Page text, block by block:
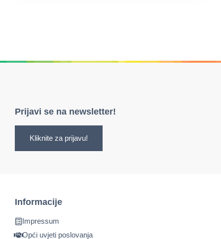
Prijavi se na newsletter!
Kliknite za prijavu!
Informacije
Impressum
Opći uvjeti poslovanja